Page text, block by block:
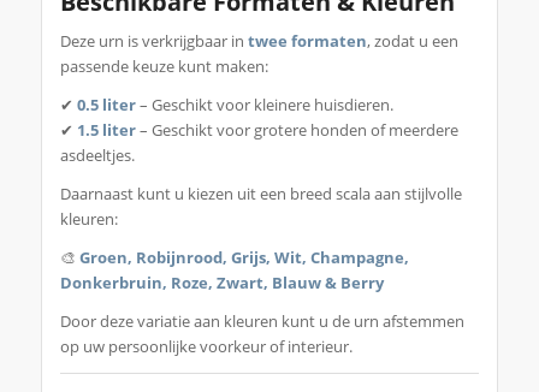
Deze urn is verkrijgbaar in twee formaten, zodat u een
passende keuze kunt maken:
✔ 0.5 liter– Geschikt voor kleinere huisdieren.
✔ 1.5 liter– Geschikt voor grotere honden of meerdere
asdeeltjes.
Daarnaast kunt u kiezen uit een breed scala aan stijlvolle
kleuren:
🎨 Groen, Robijnrood, Grijs, Wit, Champagne,
Donkerbruin, Roze, Zwart, Blauw& Berry
Door deze variatie aan kleuren kunt u de urn afstemmen
op uw persoonlijke voorkeur of interieur.